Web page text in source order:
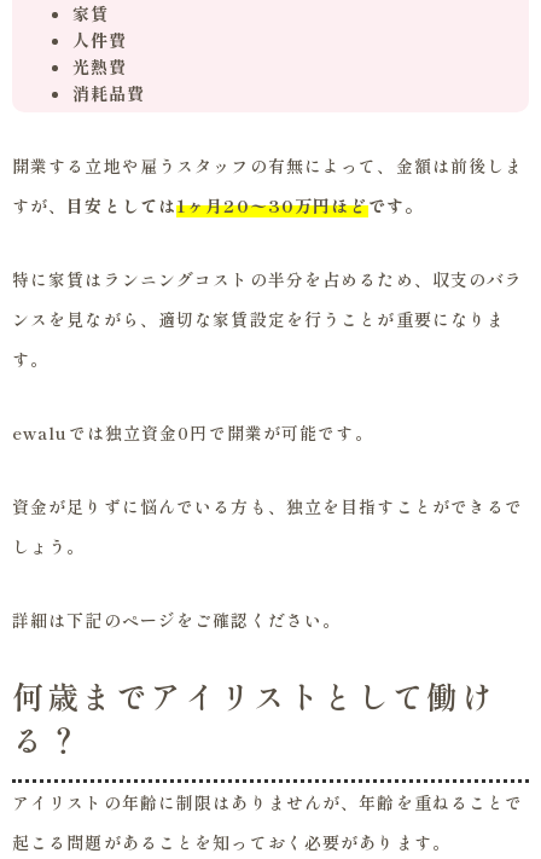
家賃
人件費
光熱費
消耗品費
開業する立地や雇うスタッフの有無によって、金額は前後しま
すが、 目安としては1ヶ月20〜30万円ほどです。
特に家賃はランニングコストの半分を占めるため、収支のバラ
ンスを見ながら、適切な家賃設定を行うことが重要になりま
す。
ewaluでは独立資金0円で開業が可能です。
資金が足りずに悩んでいる方も、独立を目指すことができるで
しょう。
詳細は下記のページをご確認ください。
何歳までアイリストとして働け
る？
アイリストの年齢に制限はありませんが、年齢を重ねることで
起こる問題があることを知っておく必要があります。